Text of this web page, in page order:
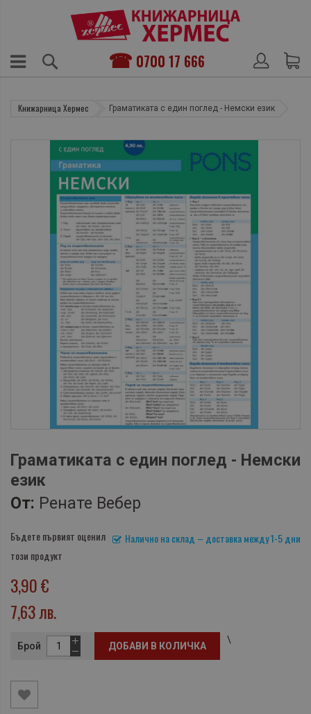
0700 17 666
Книжарница Хермес Граматиката с един поглед - Немски език
Граматиката с един поглед - Немски
език
От: Ренате Вебер
Налично на склад – доставка между 1-5 дни
Бъдете първият оценил
този продукт
3,90 €
7,63 лв.
Брой ДОБАВИ В КОЛИЧКА
\